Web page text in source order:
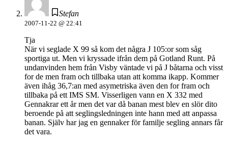
Stefan
2007-11-22 @ 22:41
Tja
När vi seglade X 99 så kom det några J 105:or som såg
sportiga ut. Men vi kryssade ifrån dem på Gotland Runt. På
undanvinden hem från Visby väntade vi på J båtarna och visst
for de men fram och tillbaka utan att komma ikapp. Kommer
även ihåg 36,7:an med asymetriska även den for fram och
tillbaka på ett IMS SM. Visserligen vann en X 332 med
Gennakrar ett år men det var då banan mest blev en slör dito
beroende på att seglingsledningen inte hann med att anpassa
banan. Själv har jag en gennaker för familje segling annars får
det vara.